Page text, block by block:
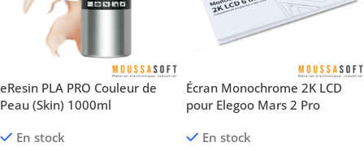
eResin PLA PRO Couleur de
Peau (Skin) 1000ml
En stock
Écran Monochrome 2K LCD
pour Elegoo Mars 2 Pro
En stock